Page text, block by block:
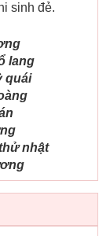
sinh đẻ.
lang
quái
nhật